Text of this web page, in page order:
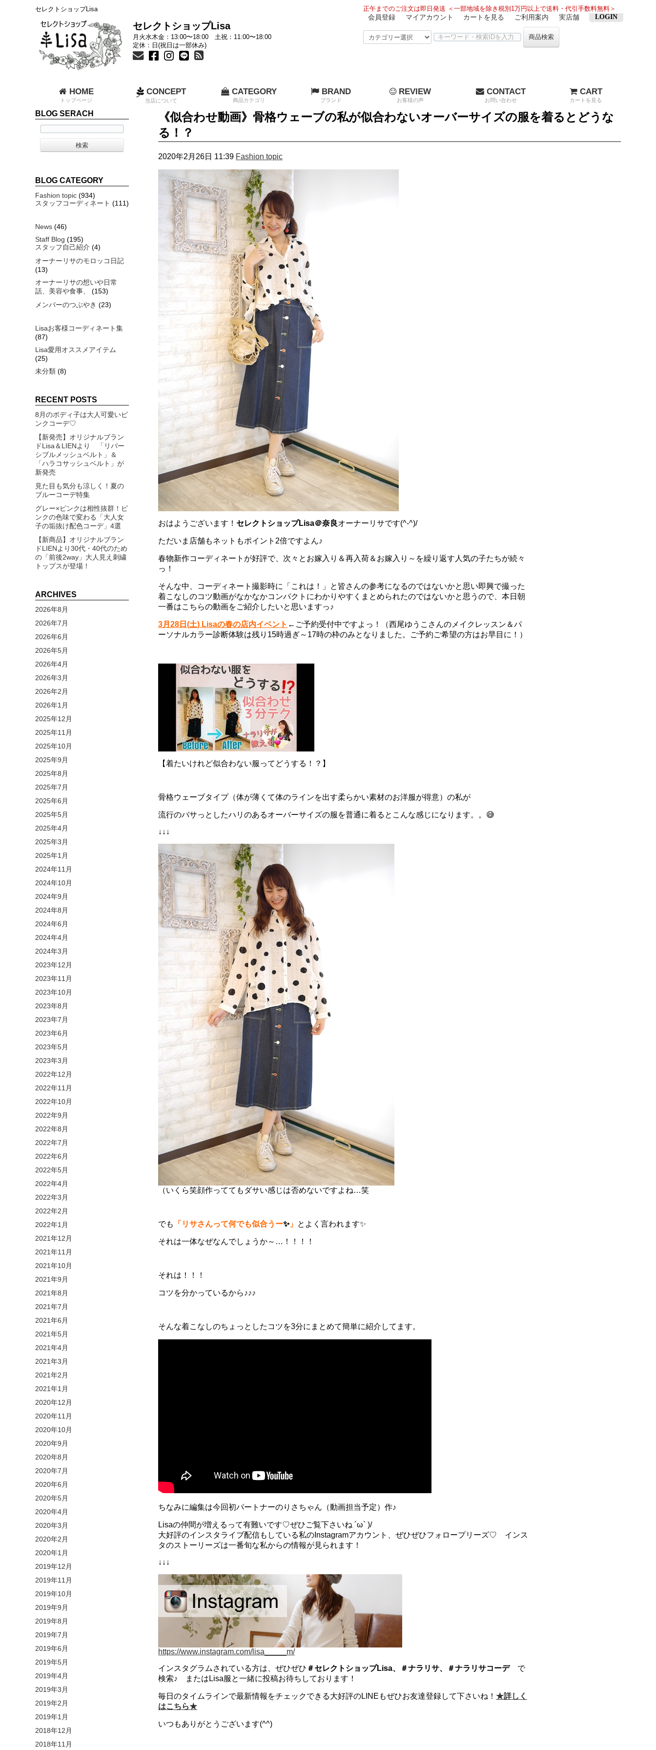
正午までのご注文は即日発送 ＜一部地域を除き税別1万円以上で送料・代引手数料無料＞
会員登録 マイアカウント カートを見る ご利用案内 実店舗 LOGIN
商品検索
セレクトショップLisa
セレクトショップLisa
月火水木金：13:00〜18:00 土祝：11:00〜18:00
定休：日(祝日は一部休み)
HOME
トップページ
CONCEPT
当店について
CATEGORY
商品カテゴリ
BRAND
ブランド
REVIEW
お客様の声
CONTACT
お問い合わせ
CART
カートを見る
《似合わせ動画》骨格ウェーブの私が似合わないオーバーサイズの服を着るとどうな
る！？
2020年2月26日 11:39 Fashion topic
おはようございます！ セレクトショップLisa＠奈良オーナーリサです(^-^)/
ただいま店舗もネットもポイント2倍ですよん♪
春物新作コーディネートが好評で、次々とお嫁入り＆再入荷＆お嫁入り～を繰り返す人気の子たちが続々
っ！
そんな中、コーディネート撮影時に「これは！」と皆さんの参考になるのではないかと思い即興で撮った
着こなしのコツ動画がなかなかコンパクトにわかりやすくまとめられたのではないかと思うので、本日朝
一番はこちらの動画をご紹介したいと思いますっ♪
3月28日(土) Lisaの春の店内イベント ←ご予約受付中ですよっ！（西尾ゆうこさんのメイクレッスン＆パ
ーソナルカラー診断体験は残り15時過ぎ～17時の枠のみとなりました。ご予約ご希望の方はお早目に！）
【着たいけれど似合わない服ってどうする！？】
骨格ウェーブタイプ（体が薄くて体のラインを出す柔らかい素材のお洋服が得意）の私が
流行のバサっとしたハリのあるオーバーサイズの服を普通に着るとこんな感じになります。。😅
↓↓↓
（いくら笑顔作っててもダサい感じは否めないですよね…笑
でも 「リサさんって何でも似合うー✨」 とよく言われます✨
それは一体なぜなんでしょうか～…！！！！
それは！！！
コツを分かっているから♪♪♪
そんな着こなしのちょっとしたコツを3分にまとめて簡単に紹介してます。
ちなみに編集は今回初パートナーのりさちゃん（動画担当予定）作♪
Lisaの仲間が増えるって有難いです♡ぜひご覧下さいね ´ω` )/
大好評のインスタライブ配信もしている私のInstagramアカウント、ぜひぜひフォロープリーズ♡ インス
タのストーリーズは一番旬な私からの情報が見られます！
↓↓↓
https://www.instagram.com/lisa_____m/
インスタグラムされている方は、ぜひぜひ ＃セレクトショップLisa、＃ナラリサ、＃ナラリサコーデで
検索♪ またはLisa服と一緒に投稿お待ちしております！
毎日のタイムラインで最新情報をチェックできる大好評のLINEもぜひお友達登録して下さいね！ ★詳しく
はこちら★
いつもありがとうございます(^^)
BLOG SERACH
BLOG CATEGORY
Fashion topic (934)
スタッフコーディネート (111)
News (46)
Staff Blog (195)
スタッフ自己紹介 (4)
オーナーリサのモロッコ日記
(13)
オーナーリサの想いや日常
話、美容や食事、
(153)
メンバーのつぶやき (23)
Lisaお客様コーディネート集
(87)
Lisa愛用オススメアイテム
(25)
未分類 (8)
RECENT POSTS
8月のボディ子は大人可愛いピ
ンクコーデ♡
【新発売】オリジナルブラン
ドLisa＆LIENより 「リバー
シブルメッシュベルト」＆
「ハラコサッシュベルト」が
新発売
見た目も気分も涼しく！夏の
ブルーコーデ特集
グレー×ピンクは相性抜群！ピ
ンクの色味で変わる「大人女
子の垢抜け配色コーデ」4選
【新商品】オリジナルブラン
ドLIENより30代・40代のため
の「前後2way」大人見え刺繍
トップスが登場！
ARCHIVES
2026年8月
2026年7月
2026年6月
2026年5月
2026年4月
2026年3月
2026年2月
2026年1月
2025年12月
2025年11月
2025年10月
2025年9月
2025年8月
2025年7月
2025年6月
2025年5月
2025年4月
2025年3月
2025年1月
2024年11月
2024年10月
2024年9月
2024年8月
2024年6月
2024年4月
2024年3月
2023年12月
2023年11月
2023年10月
2023年8月
2023年7月
2023年6月
2023年5月
2023年3月
2022年12月
2022年11月
2022年10月
2022年9月
2022年8月
2022年7月
2022年6月
2022年5月
2022年4月
2022年3月
2022年2月
2022年1月
2021年12月
2021年11月
2021年10月
2021年9月
2021年8月
2021年7月
2021年6月
2021年5月
2021年4月
2021年3月
2021年2月
2021年1月
2020年12月
2020年11月
2020年10月
2020年9月
2020年8月
2020年7月
2020年6月
2020年5月
2020年4月
2020年3月
2020年2月
2020年1月
2019年12月
2019年11月
2019年10月
2019年9月
2019年8月
2019年7月
2019年6月
2019年5月
2019年4月
2019年3月
2019年2月
2019年1月
2018年12月
2018年11月